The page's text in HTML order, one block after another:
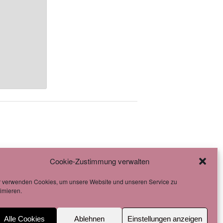
Cookie-Zustimmung verwalten
verwenden Cookies, um unsere Website und unseren Service zu
Alle Cookies Ablehnen Einstellungen anzeigen